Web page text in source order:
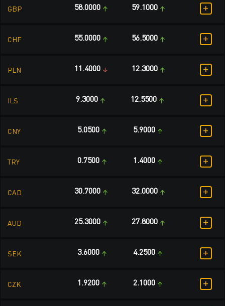
GBP 58.0000 59.1000 +
CHF 55.0000 56.5000 +
PLN 11.4000 12.3000 +
ILS 9.3000 12.5500 +
CNY 5.0500 5.9000 +
TRY 0.7500 1.4000 +
CAD 30.7000 32.0000 +
AUD 25.3000 27.8000 +
SEK 3.6000 4.2500 +
CZK 1.9200 2.1000 +